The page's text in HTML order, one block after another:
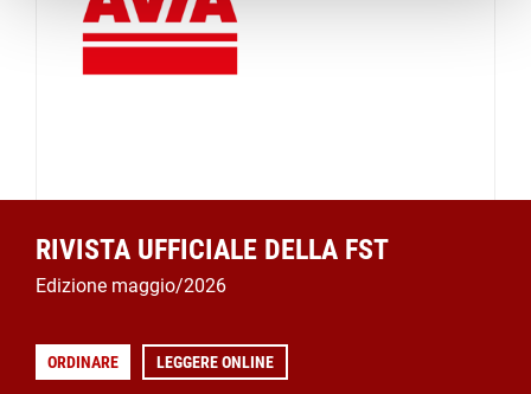
RIVISTA UFFICIALE DELLA FST
Edizione maggio/2026
ORDINARE LEGGERE ONLINE